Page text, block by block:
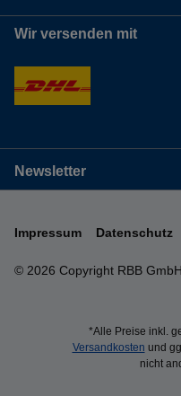
Wir versenden mit
Newsletter
© 2026 Copyright RBB
Impressum Datenschutz
*Alle Preise inkl.
Versandkosten und
nicht